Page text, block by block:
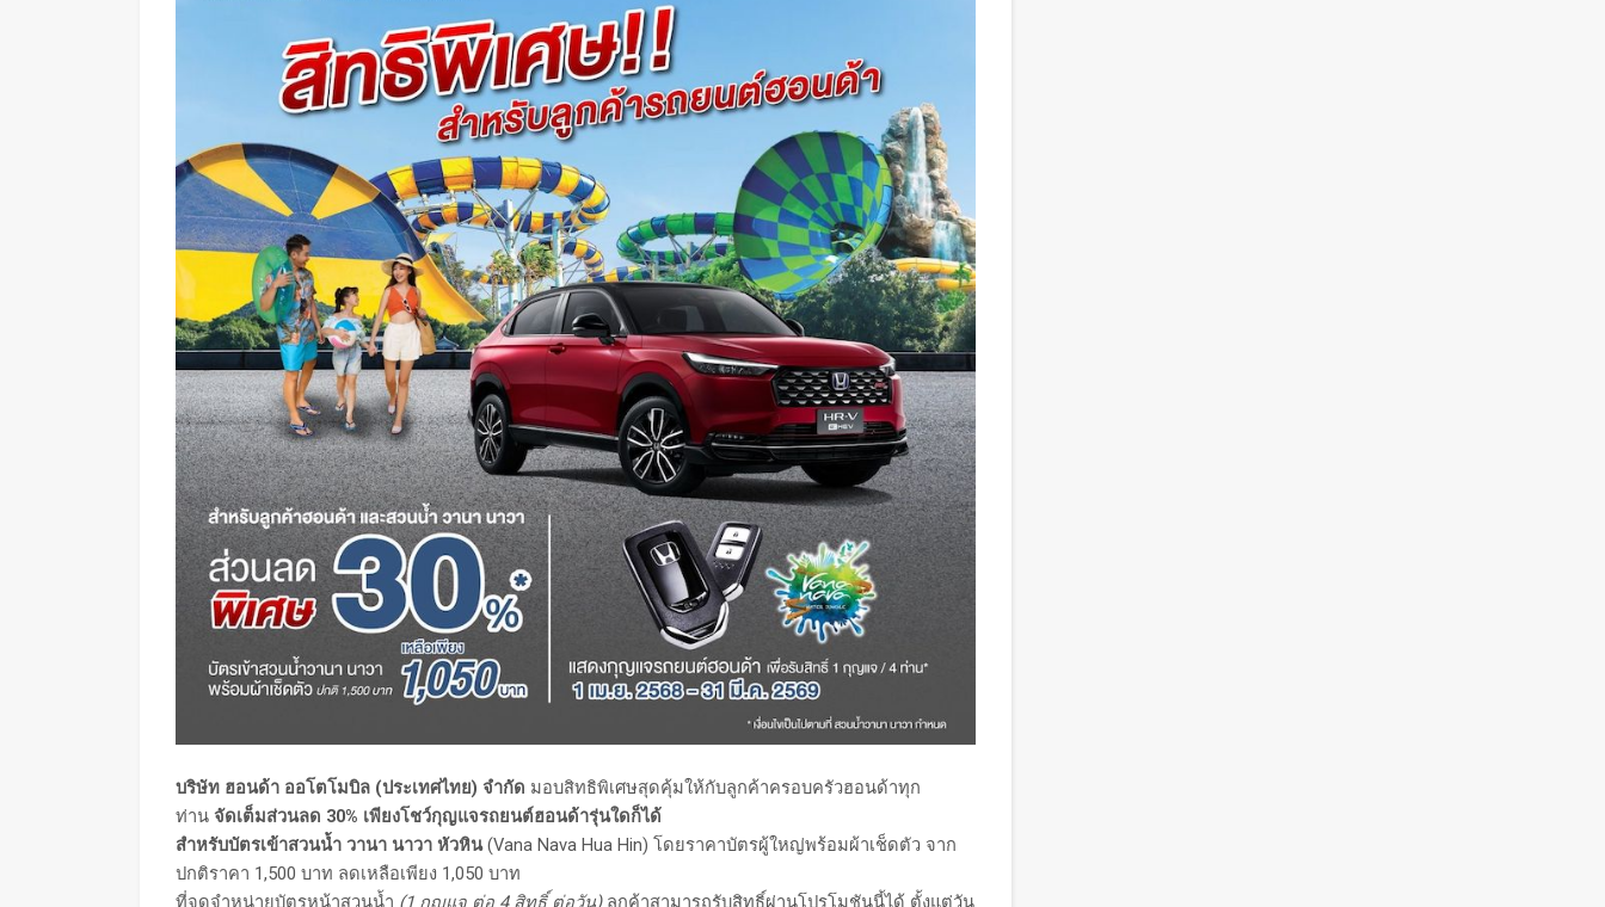
บริษัท ฮอนด้า ออโตโมบิล (ประเทศไทย) จำกัด มอบสิทธิพิเศษสุดคุ้มให้กับลูกค้าครอบครัวฮอนด้าทุก
ท่าน จัดเต็มส่วนลด 30% เพียงโชว์กุญแจรถยนต์ฮอนด้ารุ่นใดก็ได้
สำหรับบัตรเข้าสวนน้ำ วานา นาวา หัวหิน(Vana Nava Hua Hin) โดยราคาบัตรผู้ใหญ่พร้อมผ้าเช็ดตัว จาก
ปกติราคา 1,500 บาท ลดเหลือเพียง 1,050 บาท
ที่จุดจำหน่ายบัตรหน้าสวนน้ำ (1 กุญแจ ต่อ 4 สิทธิ์ ต่อวัน)ลูกค้าสามารถรับสิทธิ์ผ่านโปรโมชันนี้ได้ ตั้งแต่วัน